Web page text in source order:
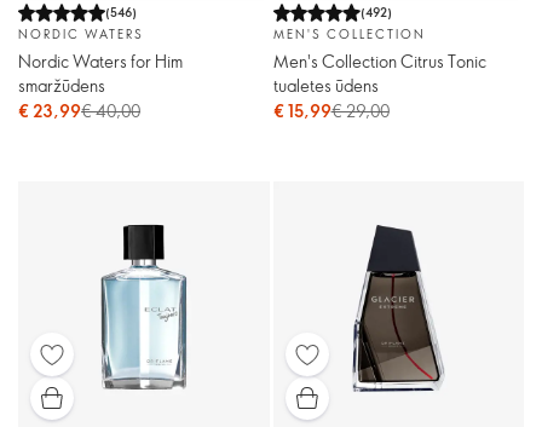
(546)
NORDIC WATERS
Nordic Waters for Him
smaržūdens
€ 23,99€ 40,00
(492)
MEN'S COLLECTION
Men's Collection Citrus Tonic
tualetes ūdens
€ 15,99€ 29,00